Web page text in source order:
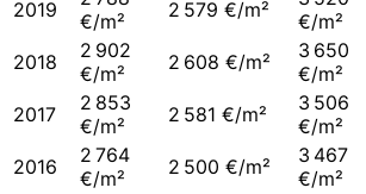
2019
€/m²
2 579 €/m²
€/m²
2018
2 902
€/m²
2 608 €/m²
3 650
€/m²
2017
2 853
€/m²
2 581 €/m²
3 506
€/m²
2016
2 764
€/m²
2 500 €/m²
3 467
€/m²